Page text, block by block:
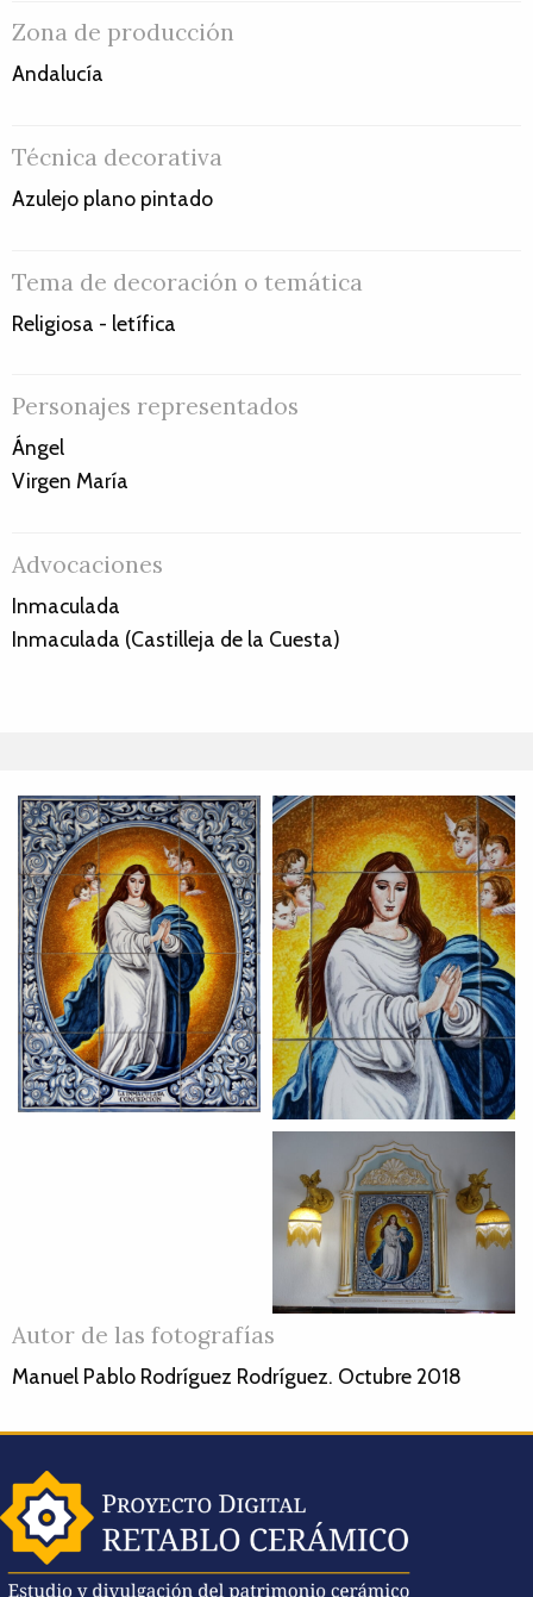
Zona de producción
Andalucía
Técnica decorativa
Azulejo plano pintado
Tema de decoración o temática
Religiosa - letífica
Personajes representados
Ángel
Virgen María
Advocaciones
Inmaculada
Inmaculada (Castilleja de la Cuesta)
Autor de las fotografías
Manuel Pablo Rodríguez Rodríguez. Octubre 2018